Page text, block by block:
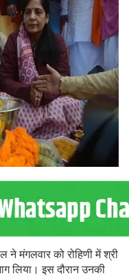
ने मंगलवार को रोहिणी में श्री
लिया। इस दौरान उनकी